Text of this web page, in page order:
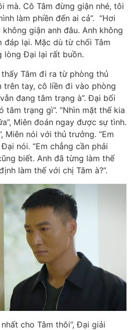
mà. Cô Tâm đừng giận nhé, tôi
làm phiền đến ai cả”. “Hơi
giận anh đâu. Anh không
đáp lại. Mặc dù từ chối Tâm
lòng Đại lại rất buồn.
Tâm đi ra từ phòng thủ
tay, cô liền đi vào phòng
đang tâm trạng à”. Đại bối
tâm trạng gì”. “Nhìn mặt thế kia
Miên đoán ngay được sự tình.
Miên nói với thủ trưởng. “Em
nói. “Em chẳng cần phải
biết. Anh đã từng làm thế
làm thế với chị Tâm à?”.
cho Tâm thôi”, Đại giải